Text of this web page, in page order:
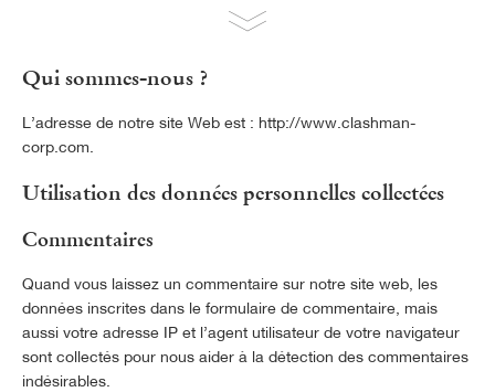
Qui sommes-nous ?
L’adresse de notre site Web est : http://www.clashman-
corp.com.
Utilisation des données personnelles collectées
Commentaires
Quand vous laissez un commentaire sur notre site web, les
données inscrites dans le formulaire de commentaire, mais
aussi votre adresse IP et l’agent utilisateur de votre navigateur
sont collectés pour nous aider à la détection des commentaires
indésirables.